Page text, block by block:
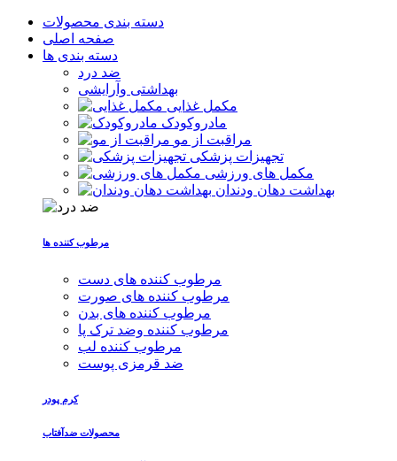
دسته بندی محصولات
صفحه اصلی
دسته بندی ها
ضد درد
بهداشتی وآرایشی
مکمل غذایی
مادروکودک
مراقبت از مو
تجهیزات پزشکی
مکمل های ورزشی
بهداشت دهان ودندان
مرطوب کننده ها
مرطوب کننده های دست
مرطوب کننده های صورت
مرطوب کننده های بدن
مرطوب کننده وضد ترک پا
مرطوب کننده لب
ضد قرمزی پوست
کرم پودر
محصولات ضدآفتاب